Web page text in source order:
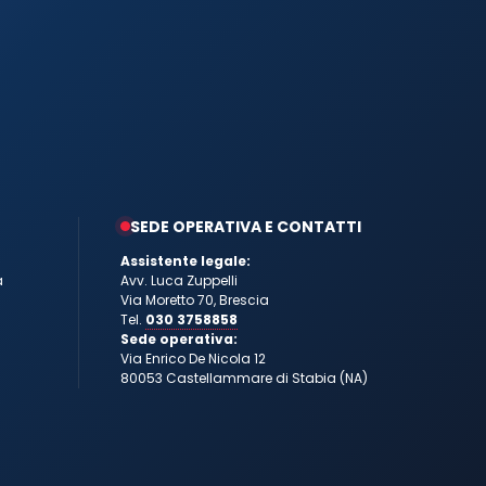
SEDE OPERATIVA E CONTATTI
Assistente legale:
Avv. Luca Zuppelli
Via Moretto 70, Brescia
Tel. 030 3758858
Sede operativa:
Via Enrico De Nicola 12
80053 Castellammare di Stabia (NA)